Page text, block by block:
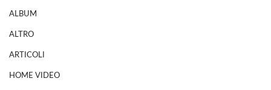
ALBUM
ALTRO
ARTICOLI
HOME VIDEO